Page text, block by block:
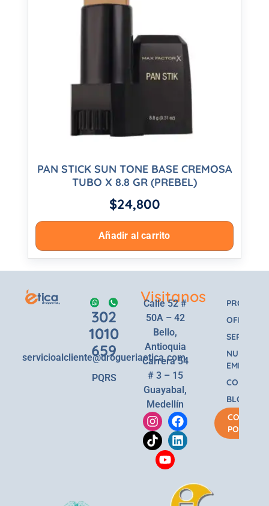
PAN STICK SUN TONE BASE CREMOSA
TUBO X 8.8 GR (PREBEL)
$24,800
Añadir al carrito
302
1010
659
servicioalcliente@drogueriaetica.com
PQRS
Visitanos
Calle 52 #
50A – 42
Bello,
Antioquia
Carrera 54
# 3 – 15
Guayabal,
Medellín
OFERTAS
SERVICIOS
NUESTRA
EMPRESA
BLOG
COMPRA
POR